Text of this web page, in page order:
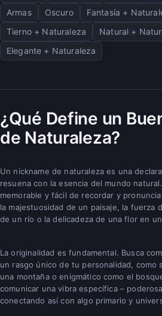
Armas
Oscuro
Fantasía +
Tierno + Naturaleza
Natural +
Elegante + Naturaleza
¿Qué Define un
de Naturaleza?
Un nickname de naturaleza es una
resuena con la esencia del mundo
memorable y fácil de recordar y
la majestuosidad de un paisaje, la fuerza
de un río o la delicadeza de una flor en
La originalidad es fundamental. Busca
un rasgo único de tu personalidad, como
una montaña o enigmático como el
comunicar una vibra específica –
conectando así con algo primario y